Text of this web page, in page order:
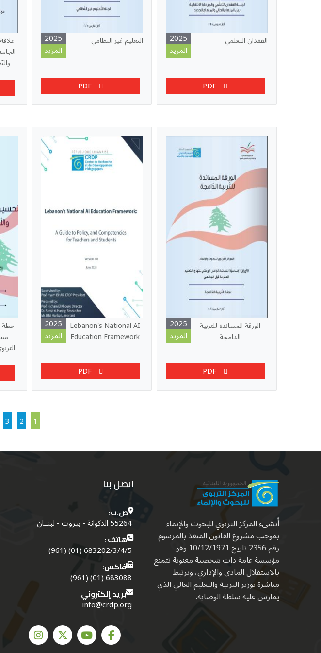
الفقدان التعلمي 2025
المزيد
PDF
التعليم غير النظامي 2025
المزيد
PDF
الورقة المساندة للتربية
الدامجة
2025
المزيد
PDF
Lebanon's National AI
Education Framework
2025
المزيد
PDF
خطة
page1
Page
2
3
أُنشىء المركز التربوي للبحوث والإنماء
بموجب مشروع القانون المنفذ بالمرسوم
رقم 2356 تاريخ 10/12/1971 وهو
مؤسسة عامة ذات شخصية معنوية تتمتع
بالاستقلال المادي والإداري، ويرتبط
مباشرة بوزير التربية والتعليم العالي الذي
يمارس عليه سلطة الوصاية.
اتصل بنا
ص.ب:
55264 الدكوانة - بيروت - لبنــان
هاتف :
683202/3/4/5 (01) (961)
فاكس:
683088 (01) (961)
بريد إلكتروني:
info@crdp.org